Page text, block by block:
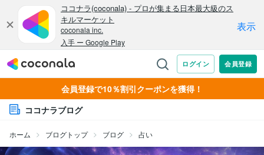
会員登録で10％割引クーポンを獲得！
ココナラブログ
ホーム ブログトップ ブログ 占い